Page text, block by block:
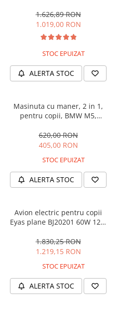
music player, albastru
1.626,89 RON
1.019,00 RON
STOC EPUIZAT
ALERTA STOC
Masinuta cu maner, 2 in 1,
pentru copii, BMW M5,
620,00 RON
405,00 RON
STOC EPUIZAT
ALERTA STOC
Avion electric pentru copii
Eyas plane BJ20201 60W 12V,
1.830,25 RON
1.219,15 RON
STOC EPUIZAT
ALERTA STOC